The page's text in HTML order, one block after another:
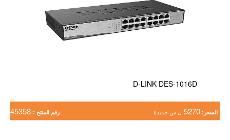
D-LINK DES-1016D
السعر: 5270 ل س جديدة رقم المنتج :